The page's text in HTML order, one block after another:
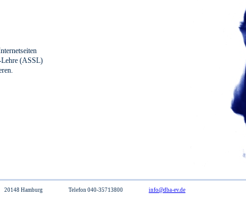
Lehre (ASSL)
20148 Hamburg Telefon 040-35713800 info@dba-ev.de